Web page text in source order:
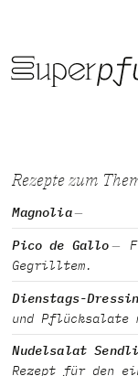
Rezepte zum
Magnolia
Pico de Gallo
Gegrilltem.
Dienstags-
und Pflücksalate
Nudelsalat
Rezept für den